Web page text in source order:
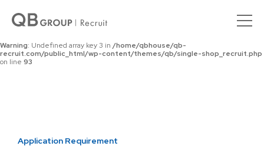
Warning : Undefined array key 0 in
recruit.com/public_html/wp-content/themes/qb/single-shop_recruit.php
on line92
Warning: Undefined array key 3 in /home/qbhouse/qb-
recruit.com/public_html/wp-content/themes/qb/single-shop_recruit.php
on line 93
Application Requirement